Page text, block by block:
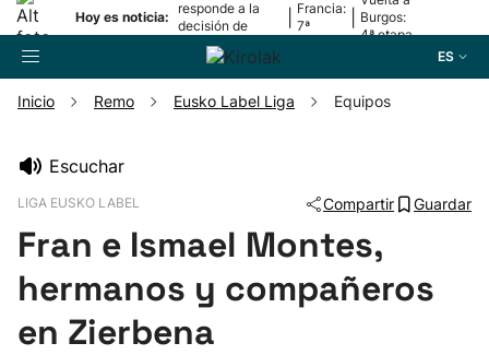
Hoy es noticia:
responde a la
decisión de
Oriamendi
Francia:
7ª
Burgos:
4ª etapa
ES
Pelota
Remo
Inicio Remo Eusko Label Liga Equipos
Escuchar
LIGA EUSKO LABEL Compartir Guardar
Fran e Ismael Montes,
hermanos y compañeros
en Zierbena